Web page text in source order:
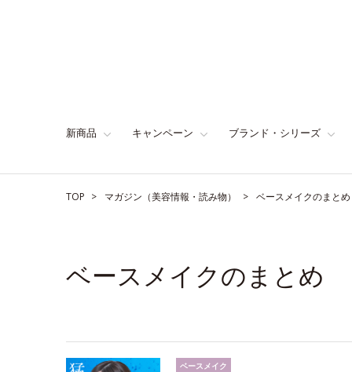
新商品 キャンペーン ブランド・シリーズ
TOP マガジン（美容情報・読み物） ベースメイクのまとめ
ベースメイクのまとめ
ベースメイク